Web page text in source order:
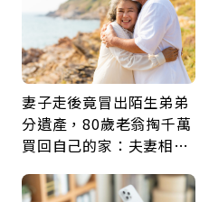
妻子走後竟冒出陌生弟弟
分遺產，80歲老翁掏千萬
買回自己的家：夫妻相守